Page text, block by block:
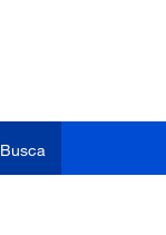
Busca